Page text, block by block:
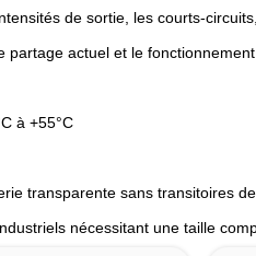
de sortie, les courts-
partage actuel et le
à +55°C
transparente sans transitoires
nécessitant une taille